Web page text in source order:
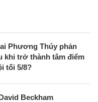
Phương Thúy phản
khi trở thành tâm điểm
tối 5/8?
Beckham